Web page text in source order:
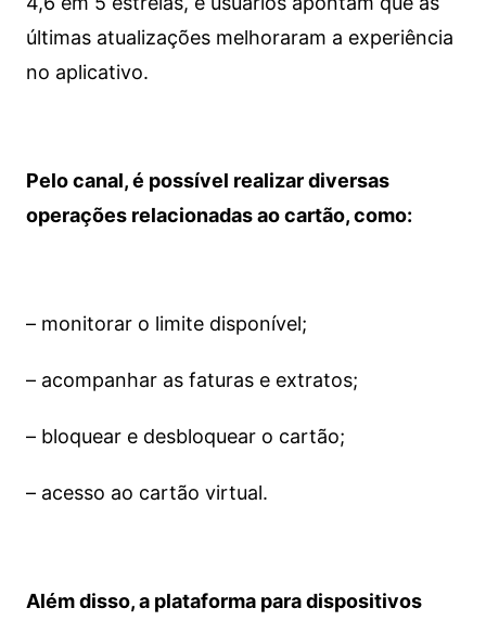
últimas atualizações melhoraram a experiência
no aplicativo.
Pelo canal, é possível realizar diversas
operações relacionadas ao cartão, como:
– monitorar o limite disponível;
– acompanhar as faturas e extratos;
– bloquear e desbloquear o cartão;
– acesso ao cartão virtual.
Além disso, a plataforma para dispositivos